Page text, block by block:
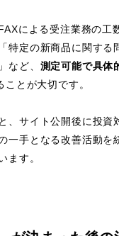
による受注業務の工
特定の新商品に関する
など、 測定可能で具体
ことが大切です。
、サイト公開後に投資
一手となる改善活動を
ます。